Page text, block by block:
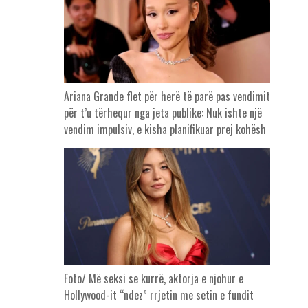
Ariana Grande flet për herë të parë pas vendimit
për t’u tërhequr nga jeta publike: Nuk ishte një
vendim impulsiv, e kisha planifikuar prej kohësh
Foto/ Më seksi se kurrë, aktorja e njohur e
Hollywood-it “ndez” rrjetin me setin e fundit